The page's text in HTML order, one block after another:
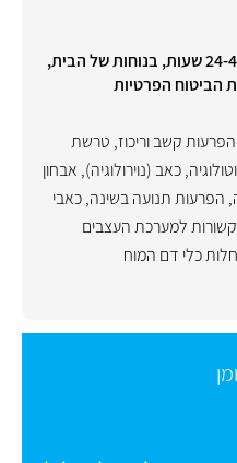
חוות דעת מנוירולוג מומחה תוך 24-48 שעות, בנוחות של הבית,
הביטוח הפרטיות
הפרעות קשב וריכוז, טרשת
,כאב (נוירולוגיה), אבחון
, הפרעות תנועה בשינה,כאבי
למערכת העצבים
כלי דם המוח